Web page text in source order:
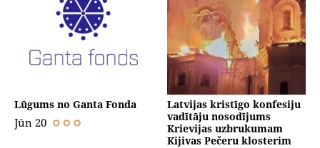
Lūgums no Ganta Fonda
Jūn 20
Latvijas kristīgo konfesiju
vadītāju nosodījums
Krievijas uzbrukumam
Kijivas Pečeru klosterim